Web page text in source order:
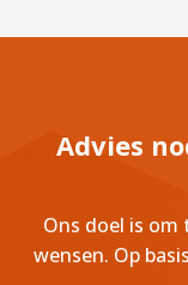
Advies
Ons doel is om
wensen. Op